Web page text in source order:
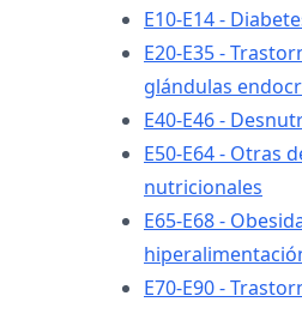
E10-E14 -
E20-E35 -
glándulas
E40-E46 -
E50-E64 - Otras
nutricionales
E65-E68 -
E70-E90 -